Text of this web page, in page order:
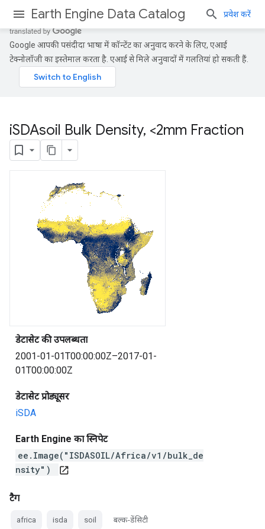
Earth Engine Data Catalog प्रवेश करें
Google आपकी पसंदीदा भाषा में कॉन्टेंट का अनुवाद करने के लिए, एआई
टेक्नोलॉजी का इस्तेमाल करता है. एआई से मिले अनुवादों में गलतियां हो सकती हैं.
iSDAsoil Bulk Density, <2mm Fraction
डेटासेट की उपलब्धता
2001-01-01T00:00:00Z–2017-01-
01T00:00:00Z
डेटासेट प्रोड्यूसर
iSDA
Earth Engine का स्निपेट
ee.Image("ISDASOIL/Africa/v1/bulk_de
nsity")
open_in_new
टैग
africa isda soil बल्क-डेंसिटी